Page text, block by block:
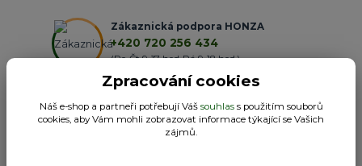
Zákaznická podpora HONZA
+420 720 256 434
(Po-Čt 9-17 hod.,Pá 9-18 hod.)
Zpracování cookies
Náš e-shop a partneři potřebují Váš souhlass použitím souborů
cookies, aby Vám mohli zobrazovat informace týkající se Vašich
zájmů.